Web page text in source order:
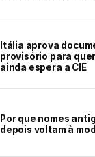
Itália aprova
provisório para
ainda espera a CIE
Por que nomes
depois voltam à